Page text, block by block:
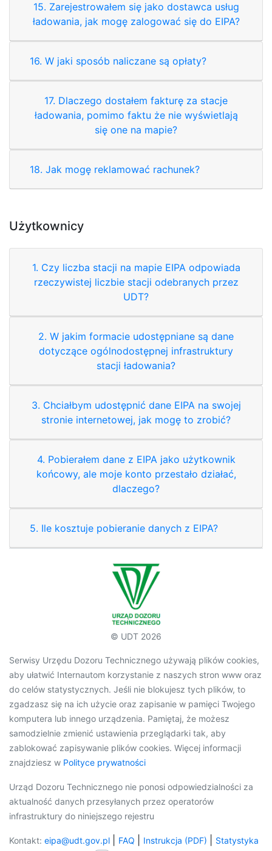
15. Zarejestrowałem się jako dostawca usług
ładowania, jak mogę zalogować się do EIPA?
16. W jaki sposób naliczane są opłaty?
17. Dlaczego dostałem fakturę za stacje
ładowania, pomimo faktu że nie wyświetlają
się one na mapie?
18. Jak mogę reklamować rachunek?
Użytkownicy
1. Czy liczba stacji na mapie EIPA odpowiada
rzeczywistej liczbie stacji odebranych przez
UDT?
2. W jakim formacie udostępniane są dane
dotyczące ogólnodostępnej infrastruktury
stacji ładowania?
3. Chciałbym udostępnić dane EIPA na swojej
stronie internetowej, jak mogę to zrobić?
4. Pobierałem dane z EIPA jako użytkownik
końcowy, ale moje konto przestało działać,
dlaczego?
5. Ile kosztuje pobieranie danych z EIPA?
© UDT 2026
Serwisy Urzędu Dozoru Technicznego używają plików cookies,
aby ułatwić Internautom korzystanie z naszych stron www oraz
do celów statystycznych. Jeśli nie blokujesz tych plików, to
zgadzasz się na ich użycie oraz zapisanie w pamięci Twojego
komputera lub innego urządzenia. Pamiętaj, że możesz
samodzielnie zmienić ustawienia przeglądarki tak, aby
zablokować zapisywanie plików cookies. Więcej informacji
znajdziesz w Polityce prywatności
Urząd Dozoru Technicznego nie ponosi odpowiedzialności za
aktualność danych przesyłanych przez operatorów
infrastruktury do niniejszego rejestru
Kontakt: eipa@udt.gov.pl FAQ Instrukcja (PDF)
Statystyka